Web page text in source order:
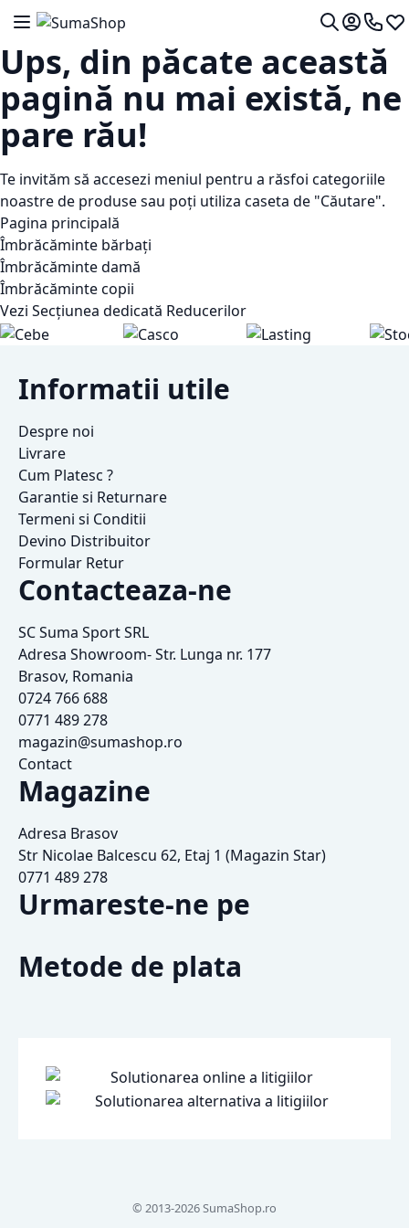
Mergeti la Continut
Comutare în navigare
Contul
0724
Ups, din păcate această
pagină nu mai există, ne
pare rău!
Te invităm să accesezi meniul pentru a răsfoi categoriile
noastre de produse sau poți utiliza caseta de "Căutare".
Pagina principală
Îmbrăcăminte bărbați
Îmbrăcăminte damă
Îmbrăcăminte copii
Vezi Secțiunea dedicată Reducerilor
Informatii utile
Despre noi
Livrare
Cum Platesc ?
Garantie si Returnare
Termeni si Conditii
Devino Distribuitor
Formular Retur
Contacteaza-ne
SC Suma Sport SRL
Adresa Showroom- Str. Lunga nr. 177
Brasov, Romania
0724 766 688
0771 489 278
magazin@sumashop.ro
Contact
Magazine
Adresa Brasov
Str Nicolae Balcescu 62, Etaj 1 (Magazin Star)
0771 489 278
Urmareste-ne pe
Metode de plata
© 2013-2026 SumaShop.ro